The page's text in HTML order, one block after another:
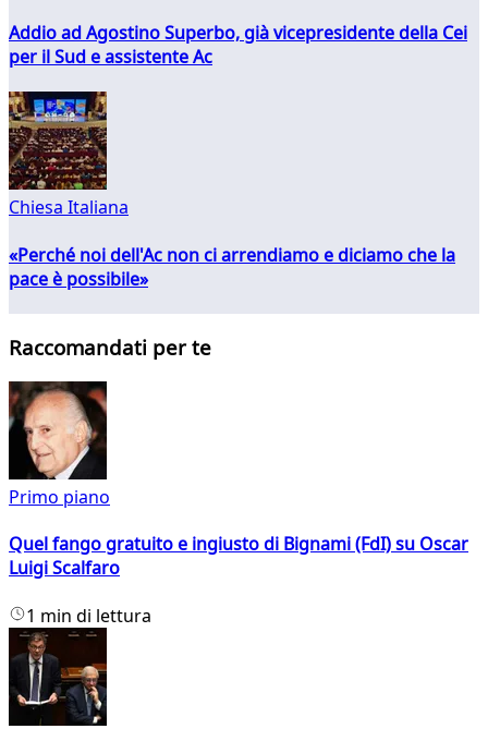
Addio ad Agostino Superbo, già vicepresidente della Cei
per il Sud e assistente Ac
Chiesa Italiana
«Perché noi dell'Ac non ci arrendiamo e diciamo che la
pace è possibile»
Raccomandati per te
Primo piano
Quel fango gratuito e ingiusto di Bignami (FdI) su Oscar
Luigi Scalfaro
1 min di lettura